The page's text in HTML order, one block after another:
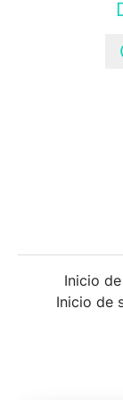
Inicio
Inicio de